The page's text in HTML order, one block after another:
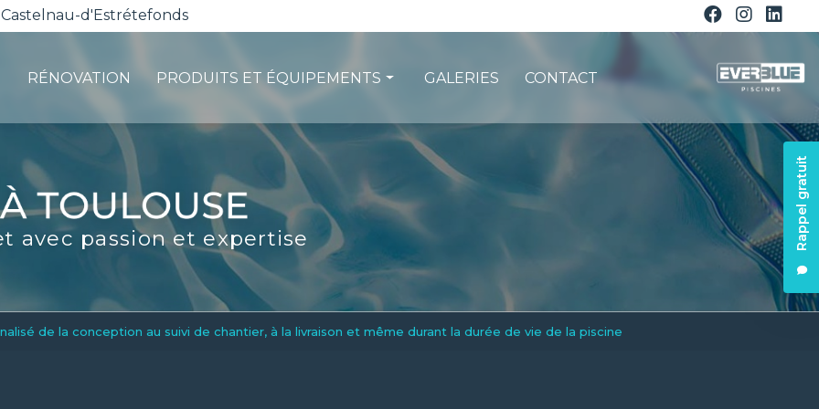
d'Estrétefonds
Rappel gratuit
RÉNOVATION PRODUITS ET ÉQUIPEMENTS
Les pompes à chaleur
La filtration
Les robots piscines
Volets et sécurité
La stérilisation
Les abris
Spas-Balnéo
GALERIES CONTACT
avec passion et expertise
de la conception au suivi de chantier, à la livraison et même durant la durée de vie de la piscine